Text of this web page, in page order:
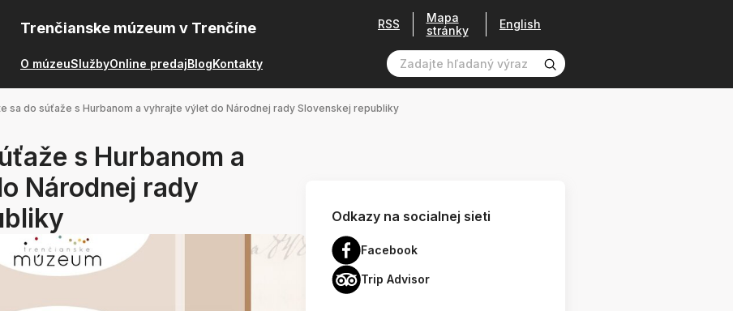
Trenčianske múzeum v Trenčíne
O múzeuSlužbyOnline predajBlogKontakty
RSS
Mapa
stránky
English
sa do súťaže s Hurbanom a vyhrajte výlet do Národnej rady Slovenskej republiky
s Hurbanom a
Národnej rady
Odkazy na socialnej sieti
Facebook
Trip Advisor